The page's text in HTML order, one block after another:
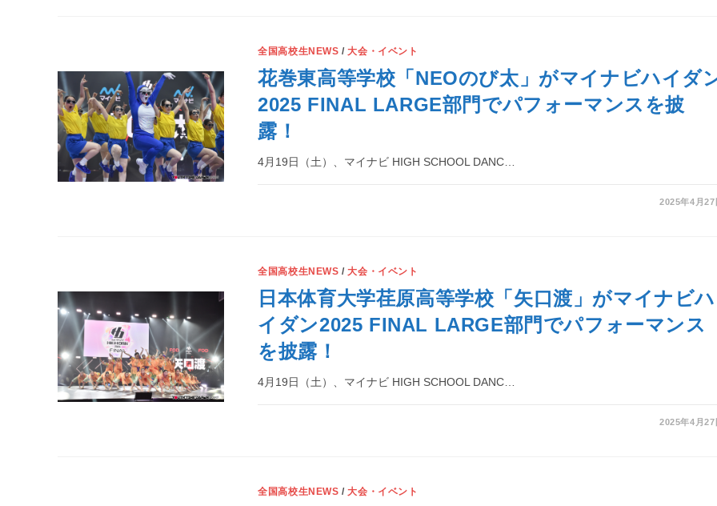
全国高校生NEWS /大会・イベント
花巻東高等学校「NEOのび太」がマイナビハイダ
2025 FINAL LARGE部門でパフォーマンスを披
露！
4月19日（土）、マイナビ HIGH SCHOOL DANC…
2025年4月27
全国高校生NEWS /大会・イベント
日本体育大学荏原高等学校「矢口渡」がマイナビハ
イダン2025 FINAL LARGE部門でパフォーマンス
を披露！
4月19日（土）、マイナビ HIGH SCHOOL DANC…
2025年4月27
全国高校生NEWS /大会・イベント